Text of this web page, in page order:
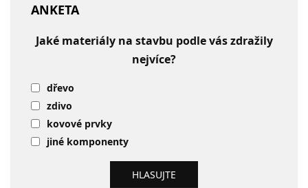
ANKETA
Jaké materiály na stavbu podle vás zdražily
nejvíce?
dřevo
zdivo
kovové prvky
jiné komponenty